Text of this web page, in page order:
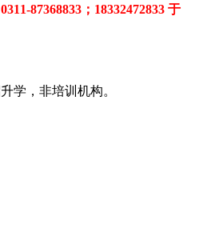
87368833；18332472833 于
学，非培训机构。